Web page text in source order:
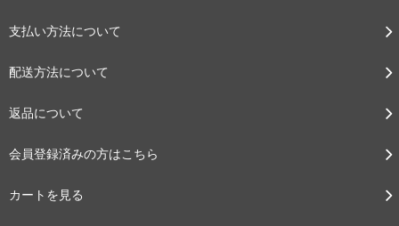
支払い方法について
配送方法について
返品について
会員登録済みの方はこちら
カートを見る